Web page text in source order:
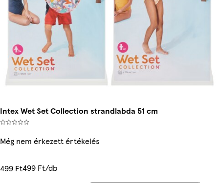
Intex Wet Set Collection strandlabda 51 cm
Még nem érkezett értékelés
499 Ft499 Ft/db